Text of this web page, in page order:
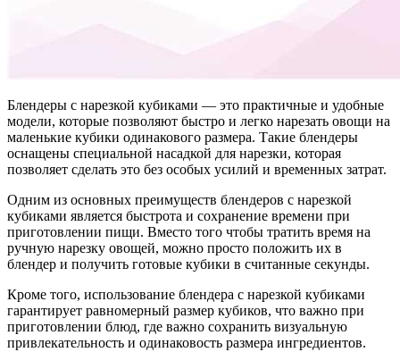
Блендеры с нарезкой кубиками — это практичные и удобные
модели, которые позволяют быстро и легко нарезать овощи на
маленькие кубики одинакового размера. Такие блендеры
оснащены специальной насадкой для нарезки, которая
позволяет сделать это без особых усилий и временных затрат.
Одним из основных преимуществ блендеров с нарезкой
кубиками является быстрота и сохранение времени при
приготовлении пищи. Вместо того чтобы тратить время на
ручную нарезку овощей, можно просто положить их в
блендер и получить готовые кубики в считанные секунды.
Кроме того, использование блендера с нарезкой кубиками
гарантирует равномерный размер кубиков, что важно при
приготовлении блюд, где важно сохранить визуальную
привлекательность и одинаковость размера ингредиентов.